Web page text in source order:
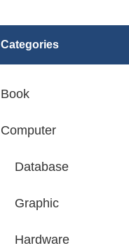
Categories
Book
Computer
Database
Graphic
Hardware